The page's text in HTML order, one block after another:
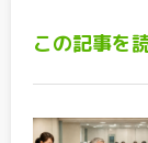
この記事を